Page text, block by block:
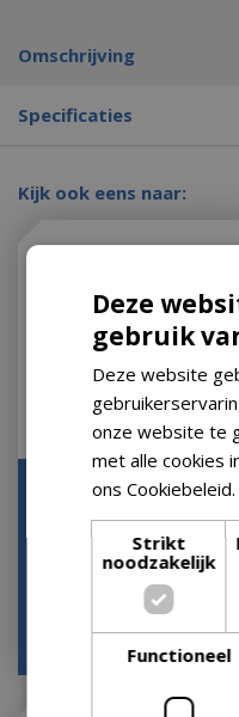
Omschrijving
Specificaties
Kijk ook eens naar:
Lampe Berger GLACON
Let op: bijna uitverkocht!
Deze
gebruik
Deze website
onze website te
met alle cookies
ons Cookiebeleid.
Strikt
noodzakelijk
Functioneel